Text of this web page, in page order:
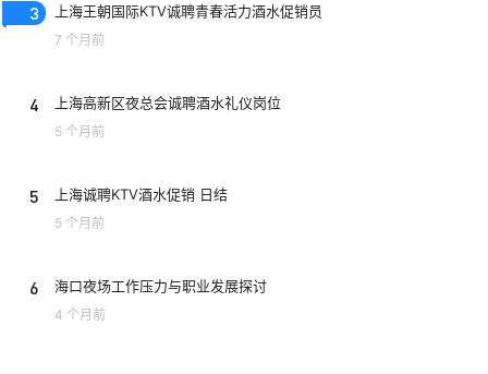
3 上海王朝国际KTV诚聘青春活力酒水促销员
7 个月前
4 上海高新区夜总会诚聘酒水礼仪岗位
5 个月前
5 上海诚聘KTV酒水促销 日结
5 个月前
6 海口夜场工作压力与职业发展探讨
4 个月前